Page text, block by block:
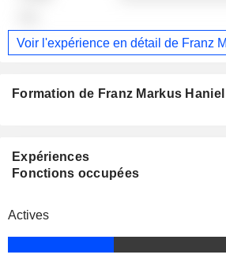
Voir l'expérience en détail de Franz
Formation de Franz Markus Haniel
Expériences
Fonctions occupées
Actives